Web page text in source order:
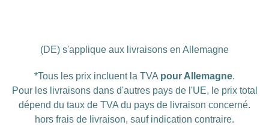
(DE) s'applique aux livraisons en Allemagne
*Tous les prix incluent la TVA pour Allemagne.
Pour les livraisons dans d'autres pays de l'UE, le prix total
dépend du taux de TVA du pays de livraison concerné.
hors frais de livraison, sauf indication contraire.